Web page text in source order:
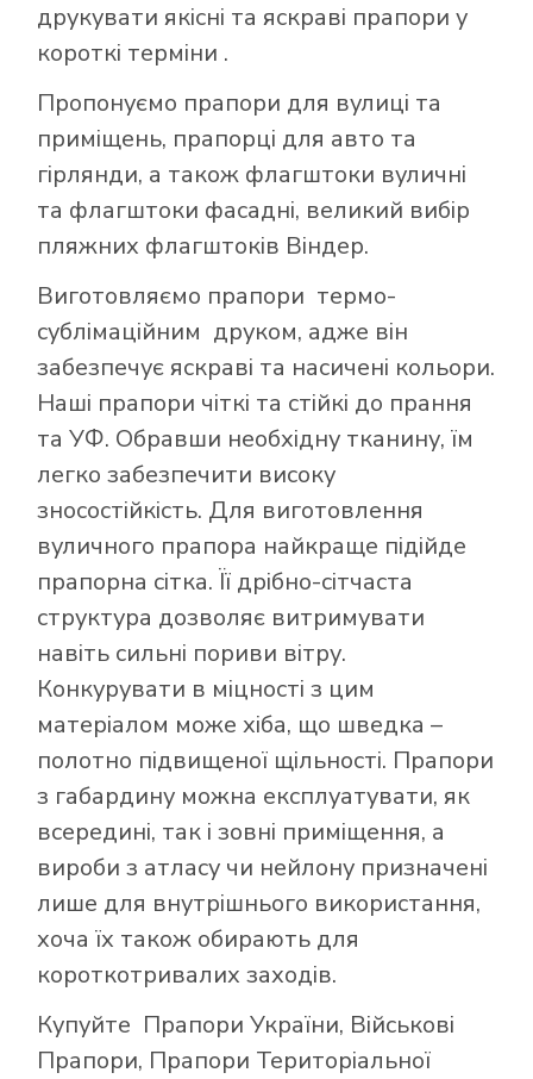
друкувати якісні та яскраві прапори у
короткі терміни .
Пропонуємо прапори для вулиці та
приміщень, прапорці для авто та
гірлянди, а також флагштоки вуличні
та флагштоки фасадні, великий вибір
пляжних флагштоків Віндер.
Виготовляємо прапори термо-
сублімаційним друком, адже він
забезпечує яскраві та насичені кольори.
Наші прапори чіткі та стійкі до прання
та УФ. Обравши необхідну тканину, їм
легко забезпечити високу
зносостійкість. Для виготовлення
вуличного прапора найкраще підійде
прапорна сітка. Її дрібно-сітчаста
структура дозволяє витримувати
навіть сильні пориви вітру.
Конкурувати в міцності з цим
матеріалом може хіба, що шведка –
полотно підвищеної щільності. Прапори
з габардину можна експлуатувати, як
всередині, так і зовні приміщення, а
вироби з атласу чи нейлону призначені
лише для внутрішнього використання,
хоча їх також обирають для
короткотривалих заходів.
Купуйте Прапори України, Військові
Прапори, Прапори Територіальної